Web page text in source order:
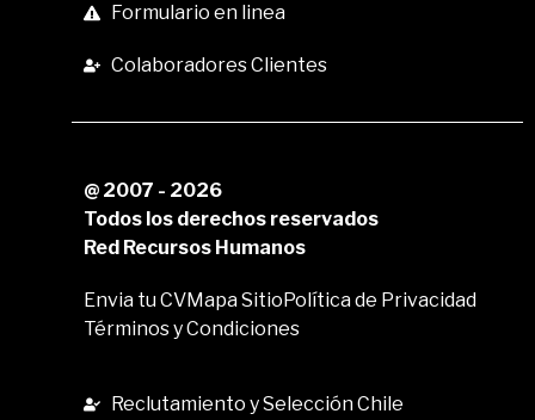
Formulario en linea
Colaboradores Clientes
@ 2007 - 2026
Todos los derechos reservados
Red Recursos Humanos
Envia tu CVMapa SitioPolítica de Privacidad
Términos y Condiciones
Reclutamiento y Selección Chile